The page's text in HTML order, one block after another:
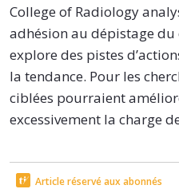
College of Radiology
adhésion au dépistage
explore des pistes
la tendance. Pour les
ciblées pourraient
excessivement la charge
Article réservé aux abonnés